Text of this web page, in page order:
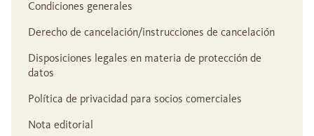
Condiciones generales
Derecho de cancelación/instrucciones de cancelación
Disposiciones legales en materia de protección de
datos
Política de privacidad para socios comerciales
Nota editorial